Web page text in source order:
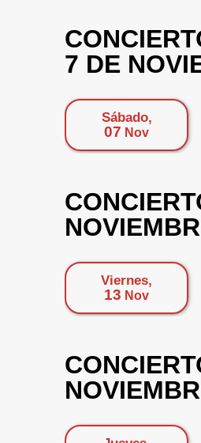
7 DE
Sábado,
07 Nov
Viernes,
13 Nov